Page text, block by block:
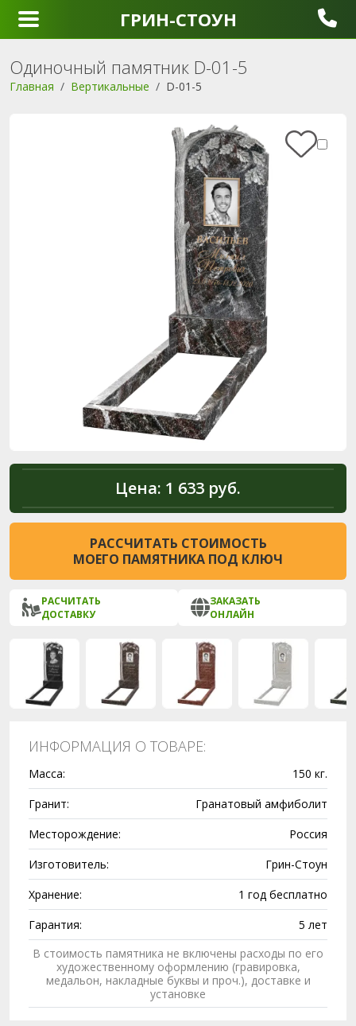
ГРИН-СТОУН
Одиночный памятник D-01-5
Главная Вертикальные D-01-5
Цена: 1 633 руб.
РАССЧИТАТЬ СТОИМОСТЬ
МОЕГО ПАМЯТНИКА ПОД КЛЮЧ
РАСЧИТАТЬ
ДОСТАВКУ
ЗАКАЗАТЬ
ОНЛАЙН
ИНФОРМАЦИЯ О ТОВАРЕ:
Масса:
150 кг.
Гранит:
Гранатовый амфиболит
Месторождение:
Россия
Изготовитель:
Грин-Стоун
Хранение:
1 год бесплатно
Гарантия:
5 лет
В стоимость памятника не включены расходы по его
художественному оформлению (гравировка,
медальон, накладные буквы и проч.), доставке и
установке